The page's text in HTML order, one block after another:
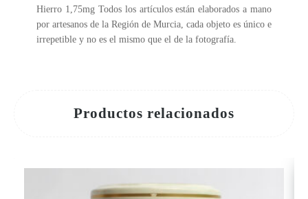
Hierro 1,75mg Todos los artículos están elaborados a mano
por artesanos de la Región de Murcia, cada objeto es único e
irrepetible y no es el mismo que el de la fotografía.
Productos relacionados